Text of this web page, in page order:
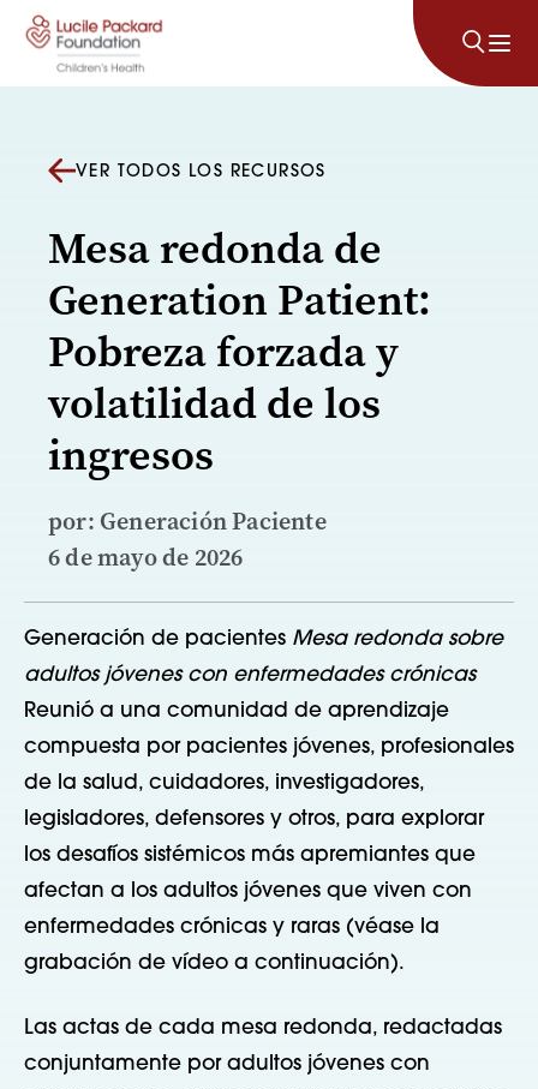
Saltar al contenido
VER TODOS LOS RECURSOS
Mesa redonda de
Generation Patient:
Pobreza forzada y
volatilidad de los
ingresos
por: Generación Paciente
6 de mayo de 2026
Generación de pacientes Mesa redonda sobre
adultos jóvenes con enfermedades crónicas
Reunió a una comunidad de aprendizaje
compuesta por pacientes jóvenes, profesionales
de la salud, cuidadores, investigadores,
legisladores, defensores y otros, para explorar
los desafíos sistémicos más apremiantes que
afectan a los adultos jóvenes que viven con
enfermedades crónicas y raras (véase la
grabación de vídeo a continuación).
Las actas de cada mesa redonda, redactadas
conjuntamente por adultos jóvenes con